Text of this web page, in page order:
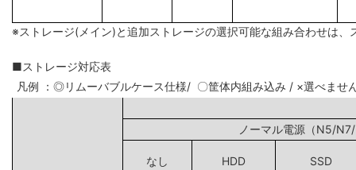
※ストレージ(メイン)と追加ストレージの選択可能な組み合わせは、
■ストレージ対応表
凡例 ：◎リムーバブルケース仕様/ 〇筐体内組み込み / ×選べませ
ノーマル電源（
なし
HDD
SSD